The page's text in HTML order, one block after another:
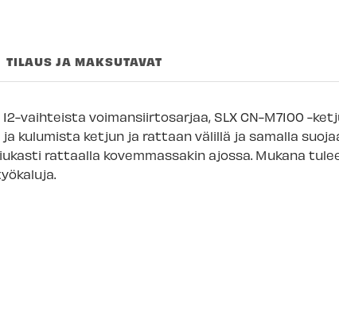
Lappeenrannan
TILAUS JA MAKSUTAVAT
vaihteista voimansiirtosarjaa, SLX CN-M7100 -
kulumista ketjun ja rattaan välillä ja samalla
rattaalla kovemmassakin ajossa. Mukana